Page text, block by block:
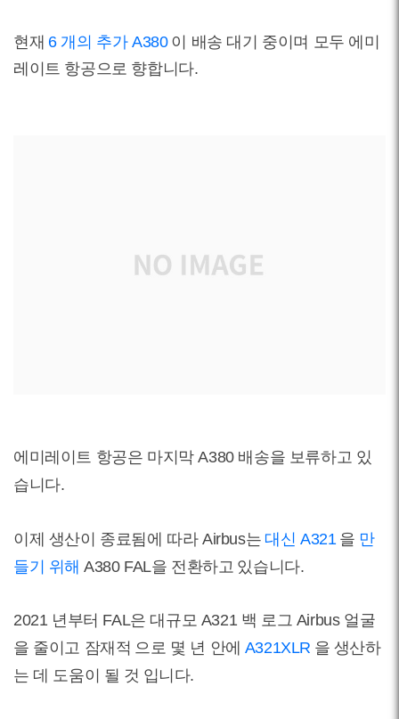
현재 6 개의 추가 A380 이 배송 대기 중이며 모두 에미
레이트 항공으로 향합니다.
에미레이트 항공은 마지막 A380 배송을 보류하고 있
습니다.
이제 생산이 종료됨에 따라 Airbus는 대신 A321 을 만
들기 위해 A380 FAL을 전환하고 있습니다.
2021 년부터 FAL은 대규모 A321 백 로그 Airbus 얼굴
을 줄이고 잠재적 으로 몇 년 안에 A321XLR 을 생산하
는 데 도움이 될 것 입니다.